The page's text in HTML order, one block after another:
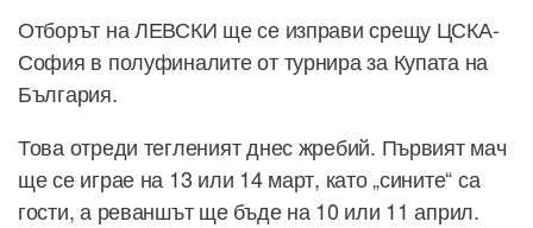
Отборът на ЛЕВСКИ ще се изправи срещу ЦСКА-
София в полуфиналите от турнира за Купата на
България.
Това отреди тегленият днес жребий. Първият мач
ще се играе на 13 или 14 март, като „сините“ са
гости, а реваншът ще бъде на 10 или 11 април.